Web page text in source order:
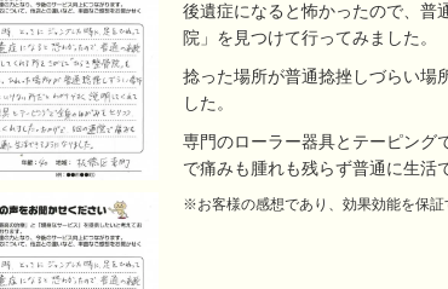
後遺症になると怖かったので、普
院」を見つけて行ってみました。
捻った場所が普通捻挫しづらい場
した。
専門のローラー器具とテーピング
で痛みも腫れも残らず普通に生活
※お客様の感想であり、効果効能を保証